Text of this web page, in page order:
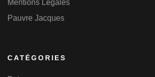
Mentions Légales
Pauvre Jacques
CATÉGORIES